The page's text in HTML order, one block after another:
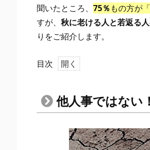
聞いたところ、 75％ もの方が「
すが、 秋に老ける人と若返る
りをご紹介します。
目次
人他人事ではない